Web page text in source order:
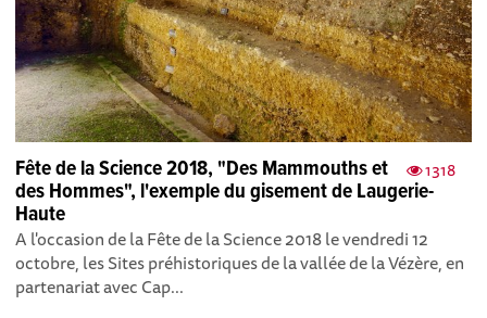
1318
Fête de la Science 2018, "Des Mammouths et
des Hommes", l'exemple du gisement de Laugerie-
Haute
A l'occasion de la Fête de la Science 2018 le vendredi 12
octobre, les Sites préhistoriques de la vallée de la Vézère, en
partenariat avec Cap...